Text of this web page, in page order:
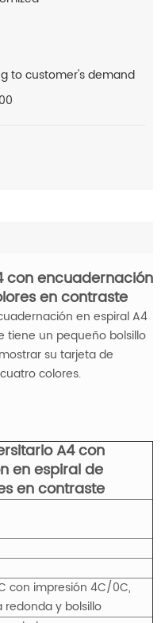
to customer's demand
con encuadernación
en contraste
en espiral A4
tiene un pequeño bolsillo
su tarjeta de
colores.
A4 con
en espiral de
en contraste
con impresión 4C/0C,
y bolsillo